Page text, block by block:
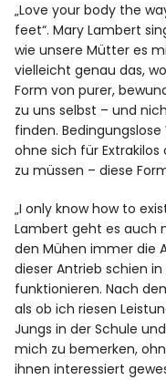
„Love your body the
feet“. Mary Lambert
wie unsere Mütter es
vielleicht genau das,
Form von purer,
zu uns selbst – und
finden.
ohne sich für
zu müssen – diese
„I only know how to
Lambert geht es auch
den Mühen immer die
dieser Antrieb schien
funktionieren. Nach
als ob ich riesen
Jungs in der Schule
mich zu bemerken,
ihnen interessiert